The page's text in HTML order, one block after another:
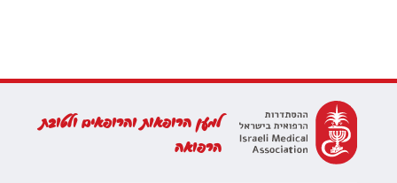
למען הרופאות והרופאים ולטובת
הרפואה